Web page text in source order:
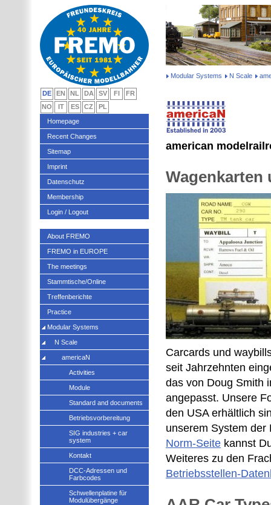
Modular Systems N Scale
american
Wagenkarten
Carcards und
seit Jahrzehnten
das von Doug Smith
angepasst. Unsere
den USA erhältlich
unserem System der
Norm-Seite kannst
Weiteres zu den
Betriebsstellen-
DE EN NL DA SV FI
FR
NO
IT ES CZ
PL
Homepage
Recent Changes
Sitemap
Imprint
Datenschutz
Membership
Login / Logout
About FREMO
FREMO in EUROPE
The meetings
Stammtische/Online
Treffenberichte
Practice
Modular Systems
N Scale
americaN
Activities
Module
Standard and documents
Betriebsvorbereitung
SIG industries + car
system
Kontakt
DCC-Adressen und
Farbcodes
Schwellenplatine für
Modulübergänge